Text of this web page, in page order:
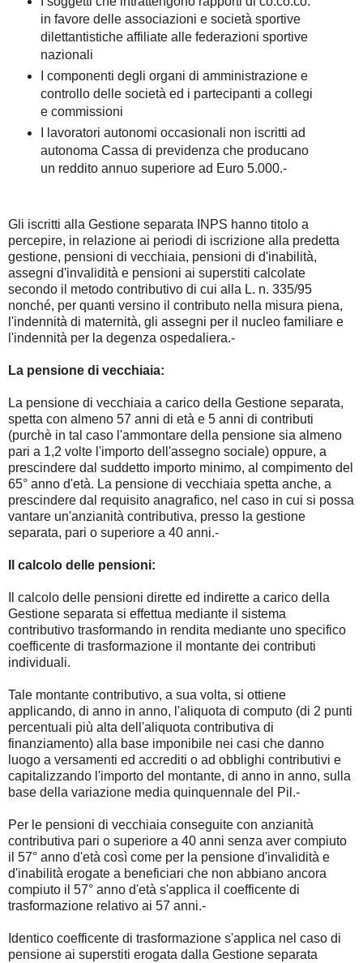
in favore delle associazioni e società sportive
dilettantistiche affiliate alle federazioni sportive
nazionali
I componenti degli organi di amministrazione e
controllo delle società ed i partecipanti a collegi
e commissioni
I lavoratori autonomi occasionali non iscritti ad
autonoma Cassa di previdenza che producano
un reddito annuo superiore ad Euro 5.000.-
Gli iscritti alla Gestione separata INPS hanno titolo a
percepire, in relazione ai periodi di iscrizione alla predetta
gestione, pensioni di vecchiaia, pensioni di d'inabilità,
assegni d'invalidità e pensioni ai superstiti calcolate
secondo il metodo contributivo di cui alla L. n. 335/95
nonché, per quanti versino il contributo nella misura piena,
l'indennità di maternità, gli assegni per il nucleo familiare e
l'indennità per la degenza ospedaliera.-
La pensione di vecchiaia:
La pensione di vecchiaia a carico della Gestione separata,
spetta con almeno 57 anni di età e 5 anni di contributi
(purchè in tal caso l'ammontare della pensione sia almeno
pari a 1,2 volte l'importo dell'assegno sociale) oppure, a
prescindere dal suddetto importo minimo, al compimento del
65° anno d'età. La pensione di vecchiaia spetta anche, a
prescindere dal requisito anagrafico, nel caso in cui si possa
vantare un'anzianità contributiva, presso la gestione
separata, pari o superiore a 40 anni.-
Il calcolo delle pensioni:
Il calcolo delle pensioni dirette ed indirette a carico della
Gestione separata si effettua mediante il sistema
contributivo trasformando in rendita mediante uno specifico
coefficente di trasformazione il montante dei contributi
individuali.
Tale montante contributivo, a sua volta, si ottiene
applicando, di anno in anno, l'aliquota di computo (di 2 punti
percentuali più alta dell'aliquota contributiva di
finanziamento) alla base imponibile nei casi che danno
luogo a versamenti ed accrediti o ad obblighi contributivi e
capitalizzando l'importo del montante, di anno in anno, sulla
base della variazione media quinquennale del Pil.-
Per le pensioni di vecchiaia conseguite con anzianità
contributiva pari o superiore a 40 anni senza aver compiuto
il 57° anno d'età così come per la pensione d'invalidità e
d'inabilità erogate a beneficiari che non abbiano ancora
compiuto il 57° anno d'età s'applica il coefficente di
trasformazione relativo ai 57 anni.-
Identico coefficente di trasformazione s'applica nel caso di
pensione ai superstiti erogata dalla Gestione separata